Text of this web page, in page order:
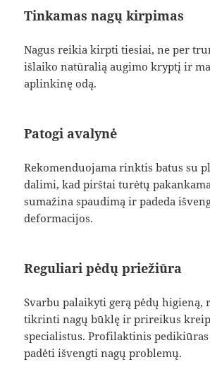
Tinkamas nagų kirpimas
Nagus reikia kirpti tiesiai, ne per
išlaiko natūralią augimo kryptį ir
aplinkinę odą.
Patogi avalynė
Rekomenduojama rinktis batus su
dalimi, kad pirštai turėtų
sumažina spaudimą ir padeda
deformacijos.
Reguliari pėdų priežiūra
Svarbu palaikyti gerą pėdų higieną,
tikrinti nagų būklę ir prireikus
specialistus. Profilaktinis
padėti išvengti nagų problemų.